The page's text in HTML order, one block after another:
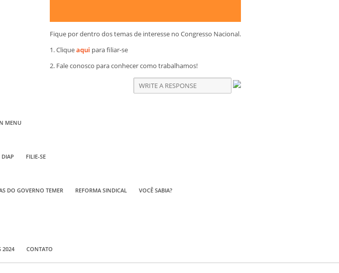
Fique por dentro dos temas de interesse no Congresso Nacional.
1. Cliqueaqui para filiar-se
2. Fale conosco para conhecer como trabalhamos!
MENU
DIAP FILIE-SE
DO GOVERNO TEMER REFORMA SINDICAL VOCÊ SABIA?
2024 CONTATO